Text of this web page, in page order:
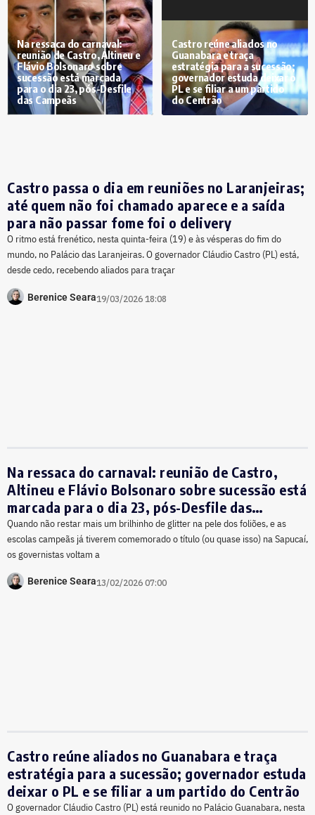
Na ressaca do carnaval:
reunião de Castro, Altineu e
Flávio Bolsonaro sobre
sucessão está marcada
para o dia 23, pós-Desfile
das Campeãs
Castro reúne aliados no
Guanabara e traça
estratégia para a sucessão;
governador estuda deixar o
PL e se filiar a um partido
do Centrão
Castro passa o dia em reuniões no Laranjeiras;
até quem não foi chamado aparece e a saída
para não passar fome foi o delivery
O ritmo está frenético, nesta quinta-feira (19) e às vésperas do fim do
mundo, no Palácio das Laranjeiras. O governador Cláudio Castro (PL) está,
desde cedo, recebendo aliados para traçar
Berenice Seara19/03/2026 18:08
Na ressaca do carnaval: reunião de Castro,
Altineu e Flávio Bolsonaro sobre sucessão está
marcada para o dia 23, pós-Desfile das
Campeãs
Quando não restar mais um brilhinho de glitter na pele dos foliões, e as
escolas campeãs já tiverem comemorado o título (ou quase isso) na Sapucaí,
os governistas voltam a
Berenice Seara13/02/2026 07:00
Castro reúne aliados no Guanabara e traça
estratégia para a sucessão; governador estuda
deixar o PL e se filiar a um partido do Centrão
O governador Cláudio Castro (PL) está reunido no Palácio Guanabara, nesta